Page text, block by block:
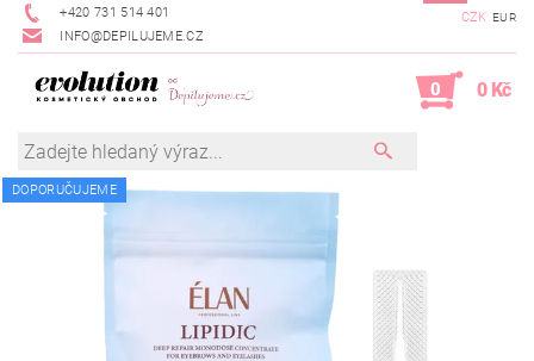
+420 731 514 401
INFO@DEPILUJEME.CZ
CZK EUR
0 0 Kč
DOPORUČUJEME